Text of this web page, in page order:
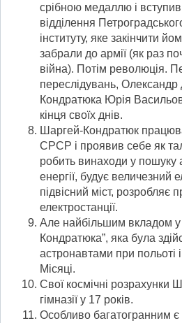
срібною медаллю і
відділення
інституту, яке закінчити
забрали до армії (як раз
війна). Потім революція.
переслідувань, Олександр
Кондратюка Юрія
кінця своїх днів.
Шаргей-Кондратюк
СРСР і проявив себе як
робить винаходи у пошуку
енергії, будує величезний
підвісний міст, розробляє
електростанції.
Але найбільшим вкладом у
Кондратюка”, яка була
астронавтами при польоті
Місяці.
Свої космічні розрахунки
гімназії у 17 років.
Особливо багатогранним є